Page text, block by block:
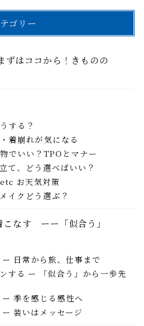
ゴリー
ずはココから！きものの
する？
着崩れが気になる
でいい？TPOとマナー
て、どう選べばいい？
お天気対策
イクどう選ぶ？
なす ーー「似合う」
日常から旅、仕事まで
する ー 「似合う」から一歩先
季を感じる感性へ
装いはメッセージ